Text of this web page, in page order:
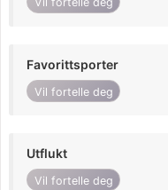
Favorittsporter
Vil fortelle deg
Utflukt
Vil fortelle deg